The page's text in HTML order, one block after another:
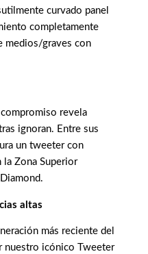
curvado panel
completamente
medios/graves con
revela
ignoran. Entre sus
un tweeter con
Zona Superior
altas
más reciente del
nuestro icónico Tweeter